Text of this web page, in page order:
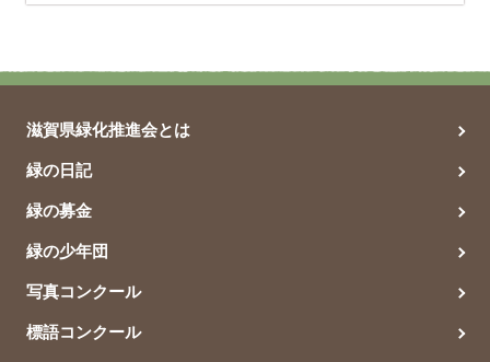
滋賀県緑化推進会とは
緑の日記
緑の募金
緑の少年団
写真コンクール
標語コンクール